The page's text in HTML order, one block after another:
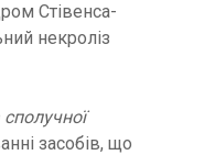
Стівенса-
некроліз
засобів, що